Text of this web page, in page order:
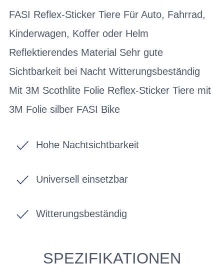
FASI Reflex-Sticker Tiere Für Auto, Fahrrad,
Kinderwagen, Koffer oder Helm
Reflektierendes Material Sehr gute
Sichtbarkeit bei Nacht Witterungsbeständig
Mit 3M Scothlite Folie Reflex-Sticker Tiere mit
3M Folie silber FASI Bike
Hohe Nachtsichtbarkeit
Universell einsetzbar
Witterungsbeständig
SPEZIFIKATIONEN